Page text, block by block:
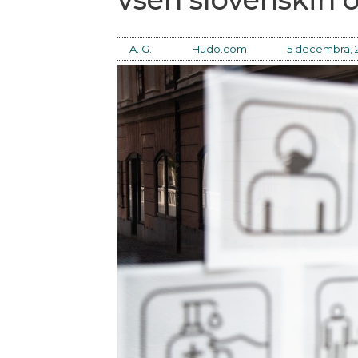
A. G. Hudo.com 5 decembra,